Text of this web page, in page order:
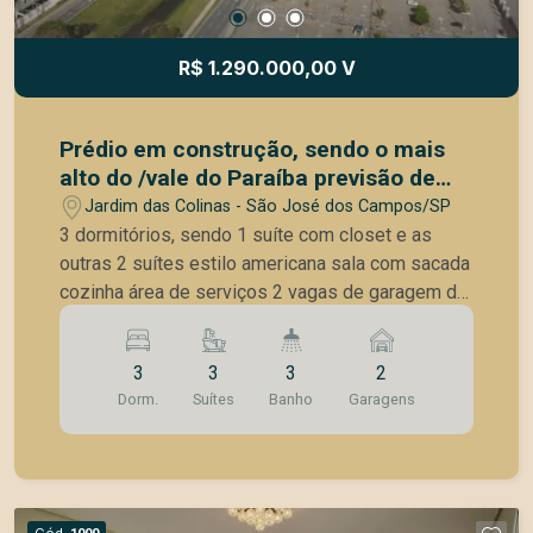
R$ 1.290.000,00 V
Prédio em construção, sendo o mais
alto do /vale do Paraíba previsão de
entrega 30/04/2026
Jardim das Colinas - São José dos Campos/SP
3 dormitórios, sendo 1 suíte com closet e as
outras 2 suítes estilo americana sala com sacada
cozinha área de serviços 2 vagas de garagem de
gaveta hoby box com 2 m3 lazer de clube
3
Dorm.
3
Suítes
3
Banho
2
Garagens